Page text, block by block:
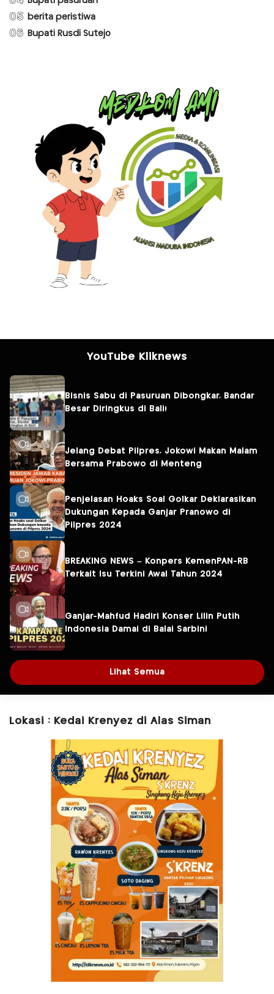
05 berita peristiwa
06 Bupati Rusdi Sutejo
YouTube Kliknews
Bisnis Sabu di Pasuruan Dibongkar, Bandar
Besar Diringkus di Bali!
Jelang Debat Pilpres, Jokowi Makan Malam
Bersama Prabowo di Menteng
Penjelasan Hoaks Soal Golkar Deklarasikan
Dukungan Kepada Ganjar Pranowo di
Pilpres 2024
BREAKING NEWS – Konpers KemenPAN-RB
Terkait Isu Terkini Awal Tahun 2024
Ganjar-Mahfud Hadiri Konser Lilin Putih
Indonesia Damai di Balai Sarbini
Lihat Semua
Lokasi : Kedai Krenyez di Alas Siman